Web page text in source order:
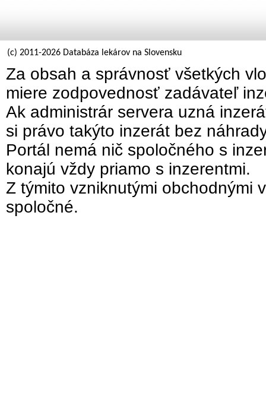
(c) 2011-2026 Databáza lekárov na Slovensku
Za obsah a správnosť všetkých
miere zodpovednosť zadávateľ
Ak administrár servera uzná
si právo takýto inzerát bez
Portál nemá nič spoločného s
konajú vždy priamo s inzerentmi.
Z týmito vzniknutými obchodnými
spoločné.